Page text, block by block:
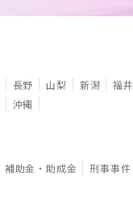
長野 山梨 新潟 福井
沖縄
補助金・助成金 刑事事件